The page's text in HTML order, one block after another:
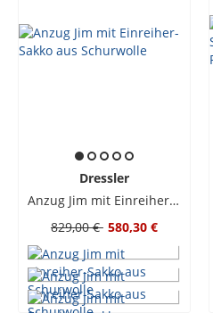
Dressler
Anzug Jim mit Einreiher-Sakko aus Schurwolle
829,00 € 580,30 €